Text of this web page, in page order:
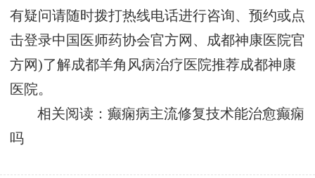
有疑问请随时拨打热线电话进行咨询、预约或点
击登录中国医师药协会官方网、成都神康医院官
方网)了解成都羊角风病治疗医院推荐成都神康
医院。
相关阅读：癫痫病主流修复技术能治愈癫痫
吗